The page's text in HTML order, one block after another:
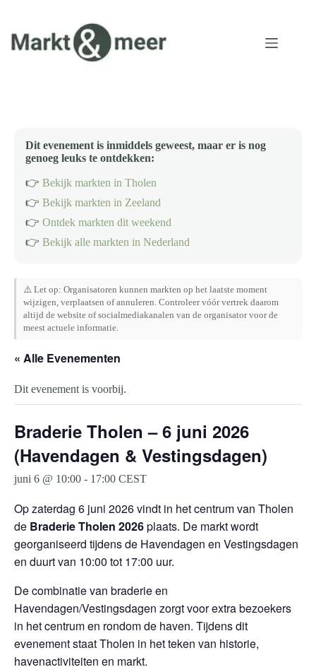
inhoud
Dit evenement is inmiddels geweest, maar er is nog
genoeg leuks te ontdekken:
👉 Bekijk markten in Tholen
👉 Bekijk markten in Zeeland
👉 Ontdek markten dit weekend
👉 Bekijk alle markten in Nederland
⚠️ Let op: Organisatoren kunnen markten op het laatste moment
wijzigen, verplaatsen of annuleren. Controleer vóór vertrek daarom
altijd de website of socialmediakanalen van de organisator voor de
meest actuele informatie.
« Alle Evenementen
Dit evenement is voorbij.
Braderie Tholen – 6 juni 2026
(Havendagen & Vestingsdagen)
juni 6 @ 10:00 - 17:00 CEST
Op zaterdag 6 juni 2026 vindt in het centrum van Tholen
de Braderie Tholen 2026plaats. De markt wordt
georganiseerd tijdens de Havendagen en Vestingsdagen
en duurt van 10:00 tot 17:00 uur.
De combinatie van braderie en
Havendagen/Vestingsdagen zorgt voor extra bezoekers
in het centrum en rondom de haven. Tijdens dit
evenement staat Tholen in het teken van historie,
havenactiviteiten en markt.